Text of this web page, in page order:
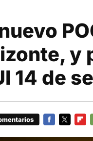
y
14 de